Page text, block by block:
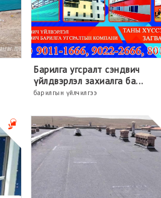
Барилга угсралт сэндвич
үйлдвэрлэл захиалга ба...
барилгын үйлчилгээ